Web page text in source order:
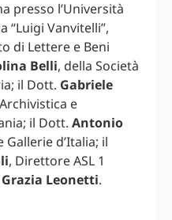
presso l’Università
“Luigi Vanvitelli”,
di Lettere e Beni
Belli, della Società
il Dott. Gabriele
e
il Dott. Antonio
d’Italia; il
, Direttore ASL 1
Leonetti.